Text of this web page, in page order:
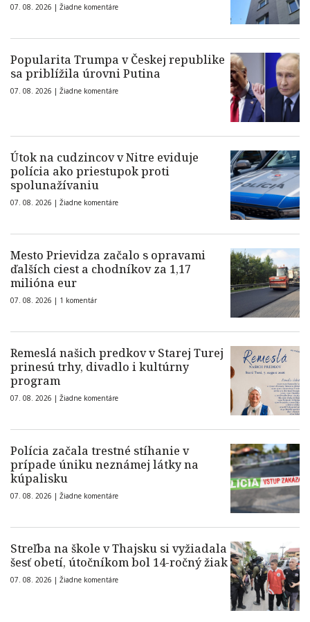
07. 08. 2026 | Žiadne komentáre
Popularita Trumpa v Českej republike
sa priblížila úrovni Putina
07. 08. 2026 | Žiadne komentáre
Útok na cudzincov v Nitre eviduje
polícia ako priestupok proti
spolunažívaniu
07. 08. 2026 | Žiadne komentáre
Mesto Prievidza začalo s opravami
ďalších ciest a chodníkov za 1,17
milióna eur
07. 08. 2026 | 1 komentár
Remeslá našich predkov v Starej Turej
prinesú trhy, divadlo i kultúrny
program
07. 08. 2026 | Žiadne komentáre
Polícia začala trestné stíhanie v
prípade úniku neznámej látky na
kúpalisku
07. 08. 2026 | Žiadne komentáre
Streľba na škole v Thajsku si vyžiadala
šesť obetí, útočníkom bol 14-ročný žiak
07. 08. 2026 | Žiadne komentáre